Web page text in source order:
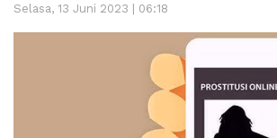
Selasa, 13 Juni 2023 | 06:18